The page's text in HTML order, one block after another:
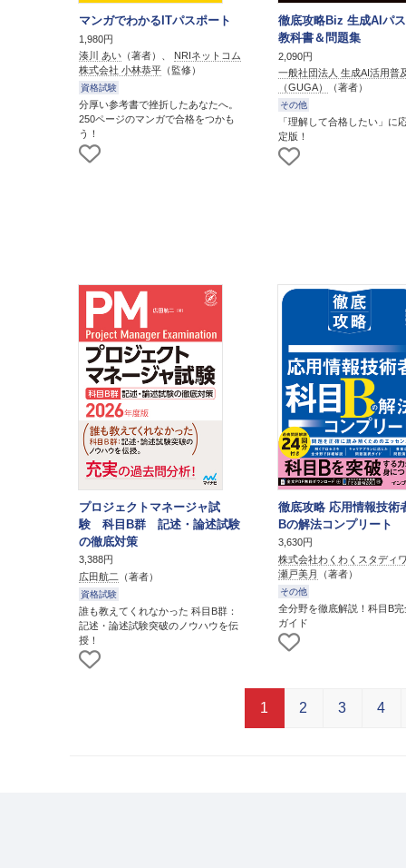
マンガでわかるITパスポート
1,980円
湊川 あい （著者）、 NRIネットコム
株式会社 小林恭平 （監修）
資格試験
分厚い参考書で挫折したあなたへ。
250ページのマンガで合格をつかも
う！
徹底攻略Biz 生成AIパ
教科書＆問題集
2,090円
一般社団法人 生成AI活用普
（GUGA）
（著者）
その他
「理解して合格したい」に
定版！
プロジェクトマネージャ試
験 科目B群 記述・論述試験
の徹底対策
3,388円
広田航二 （著者）
資格試験
誰も教えてくれなかった 科目B群：
記述・論述試験突破のノウハウを伝
授！
徹底攻略 応用情報技術
Bの解法コンプリート
3,630円
株式会社わくわくスタディ
瀬戸美月
（著者）
その他
全分野を徹底解説！科目B
ガイド
1 2 3 4